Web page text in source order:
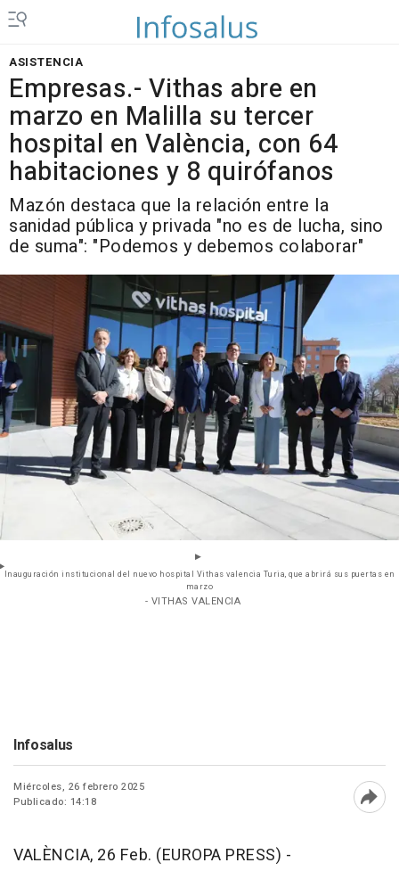
ASISTENCIA
Empresas.- Vithas abre en
marzo en Malilla su tercer
hospital en València, con 64
habitaciones y 8 quirófanos
Mazón destaca que la relación entre la
sanidad pública y privada "no es de lucha, sino
de suma": "Podemos y debemos colaborar"
Inauguración institucional del nuevo hospital Vithas valencia Turia, que abrirá sus puertas en
marzo
- VITHAS VALENCIA
Infosalus
Miércoles, 26 febrero 2025
Publicado: 14:18
VALÈNCIA, 26 Feb. (EUROPA PRESS) -